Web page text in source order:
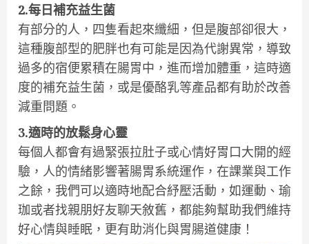
2.每日補充益生菌
有部分的人，四隻看起來纖細，但是腹部卻很大，
這種腹部型的肥胖也有可能是因為代謝異常，導致
過多的宿便累積在腸胃中，進而增加體重，這時適
度的補充益生菌，或是優酪乳等產品都有助於改善
減重問題。
3.適時的放鬆身心靈
每個人都會有過緊張拉肚子或心情好胃口大開的經
驗，人的情緒影響著腸胃系統運作，在課業與工作
之餘，我們可以適時地配合紓壓活動，如運動、瑜
珈或者找親朋好友聊天敘舊，都能夠幫助我們維持
好心情與睡眠，更有助消化與胃腸道健康！